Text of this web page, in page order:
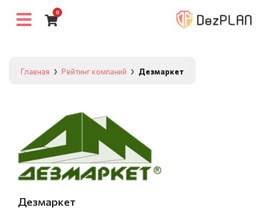
0
Главная Рейтинг компаний Дезмаркет
Дезмаркет